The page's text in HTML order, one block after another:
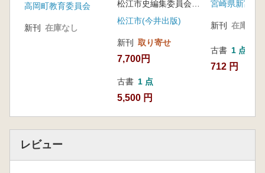
高岡町教育委員会
新刊 在庫なし
松江市史編集委員会 編
松江市(今井出版)
新刊 取り寄せ
7,700円
古書 1 点
5,500 円
新刊 在庫なし
古書 1 点
712 円
レビュー